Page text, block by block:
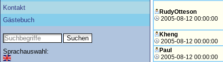
Kontakt
Gästebuch
Sprachauswahl:
RudyOtteson
2005-08-12 00:00:00
Kheng
2005-08-12 00:00:00
Paul
2005-08-12 00:00:00